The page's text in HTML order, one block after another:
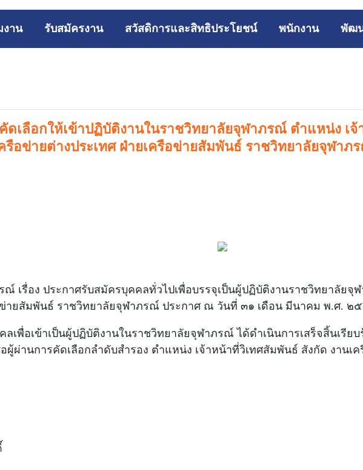
งาน รับสมัครงาน สวัสดิการและสิทธิประโยชน์ พนักงาน พัฒ
ดเลือกให้เข้าปฏิบัติงานในราชวิทยาลัยจุฬาภรณ์ ตำแหน่ง เจ้
รือข่ายต่างประเทศ ฝ่ายเครือข่ายสัมพันธ์ ราชวิทยาลัยจุฬา
เรื่อง ประกาศรับสมัครบุคคลทั่วไปเพื่อบรรจุเป็นผู้ปฏิบัติงานราชวิทยาลัย
ข่ายสัมพันธ์ ราชวิทยาลัยจุฬาภรณ์ ประกาศ ณ วันที่ ๓๑ เดือน มีนาคม พ.ศ. ๒
เพื่อเข้าเป็นผู้ปฏิบัติงานในราชวิทยาลัยจุฬาภรณ์ ได้ดำเนินการเสร็จสิ้นเรี
ผ่านการคัดเลือกลำดับสำรอง ตำแหน่ง เจ้าหน้าที่วิเทศสัมพันธ์ สังกัด งานเ